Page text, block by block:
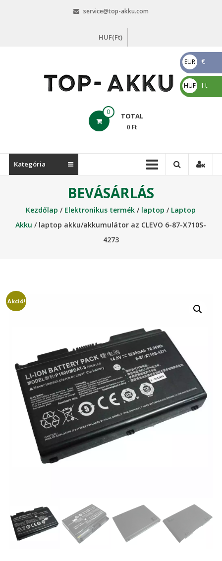
service@top-akku.com
HUF(Ft)
akku.com
0 TOTAL
0 Ft
Kategória
BEVÁSÁRLÁS
Kezdőlap / Elektronikus termék / laptop / Laptop
Akku / laptop akku/akkumulátor az CLEVO 6-87-X710S-
4273
Akció!
EUR
€
€
HUF
Ft
Ft